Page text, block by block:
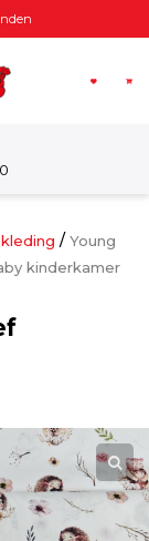
/ Young
kinderkamer